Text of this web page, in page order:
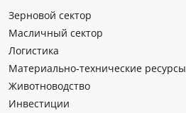
Зерновой сектор
Масличный сектор
Логистика
Материально-технические ресурсы
Животноводство
Инвестиции